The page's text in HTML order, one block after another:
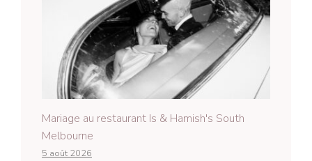
Mariage au restaurant Is & Hamish's South
Melbourne
5 août 2026